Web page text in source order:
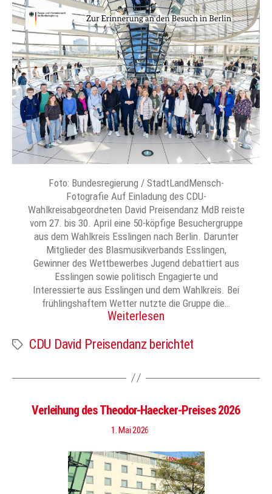
Foto: Bundesregierung / StadtLandMensch-
Fotografie Auf Einladung des CDU-
Wahlkreisabgeordneten David Preisendanz MdB reiste
vom 27. bis 30. April eine 50-köpfige Besuchergruppe
aus dem Wahlkreis Esslingen nach Berlin. Darunter
Mitglieder des Blasmusikverbands Esslingen,
Gewinner des Wettbewerbes Jugend debattiert aus
Esslingen sowie politisch Engagierte und
Interessierte aus Esslingen und dem Wahlkreis. Bei
frühlingshaftem Wetter nutzte die Gruppe die…
Weiterlesen
Schlagwörter
CDU David Preisendanz berichtet
Verleihung des Theodor-Haecker-Preises 2026
1. Mai 2026